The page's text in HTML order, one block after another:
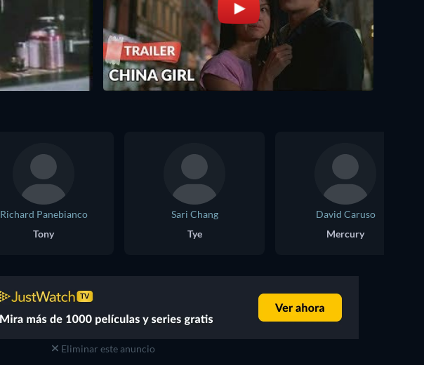
Richard Panebianco
Tony
Sari Chang
Tye
David Caruso
Mercury
Eliminar este anuncio